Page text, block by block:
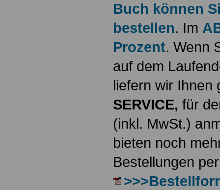
Buch können
bestellen. Im
Prozent. Wenn
auf dem
liefern wir
SERVICE, für
(inkl. MwSt.)
bieten noch
Bestellungen